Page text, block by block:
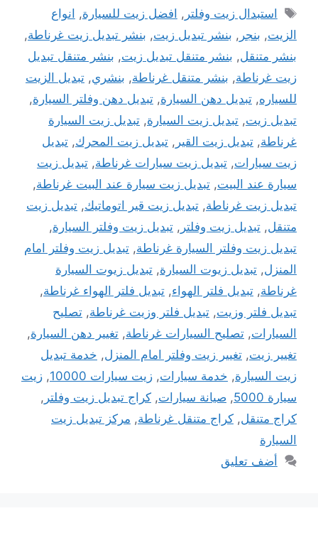
الوسوم
استبدال زيت وفلتر , افضل زيت للسيارة, انواع
الزيت, بنجر , بنشر تبديل زيت, بنشر تبديل زيت غرناطة,
بنشر متنقل, بنشر متنقل تبديل زيت, بنشر متنقل تبديل
زيت غرناطة, بنشر متنقل غرناطة, بنشري, تبديل الزيت
للسياره, تبديل دهن السيارة, تبديل دهن وفلتر السيارة,
تبديل زيت, تبديل زيت السيارة, تبديل زيت السيارة
غرناطة, تبديل زيت القير , تبديل زيت المحرك, تبديل
زيت سيارات, تبديل زيت سيارات غرناطة, تبديل زيت
سيارة عند البيت, تبديل زيت سيارة عند البيت غرناطة,
تبديل زيت غرناطة, تبديل زيت قير اتوماتيك, تبديل زيت
متنقل, تبديل زيت وفلتر , تبديل زيت وفلتر السيارة,
تبديل زيت وفلتر السيارة غرناطة, تبديل زيت وفلتر امام
المنزل, تبديل زيوت السيارة, تبديل زيوت السيارة
غرناطة, تبديل فلتر الهواء, تبديل فلتر الهواء غرناطة,
تبديل فلتر وزيت, تبديل فلتر وزيت غرناطة, تصليح
السيارات, تصليح السيارات غرناطة, تغيير دهن السيارة,
تغيير زيت, تغيير زيت وفلتر امام المنزل, خدمة تبديل
زيت السيارة, خدمة سيارات, زيت سيارات 10000 , زيت
سيارة 5000
, صيانة سيارات, كراج تبديل زيت وفلتر ,
كراج متنقل, كراج متنقل غرناطة, مركز تبديل زيت
السيارة
أضف تعليق